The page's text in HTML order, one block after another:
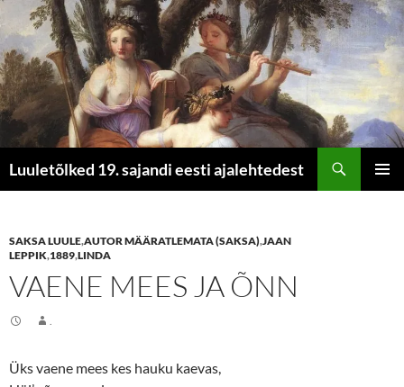
Luuletõlked 19. sajandi eesti ajalehtedest
SAKSA LUULE,AUTOR MÄÄRATLEMATA (SAKSA),JAAN
LEPPIK,1889,LINDA
VAENE MEES JA ÕNN
Üks vaene mees kes hauku kaevas,